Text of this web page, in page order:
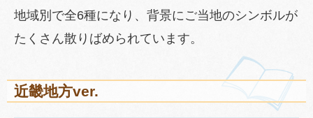
地域別で全6種になり、背景にご当地のシンボルが
たくさん散りばめられています。
近畿地方ver.